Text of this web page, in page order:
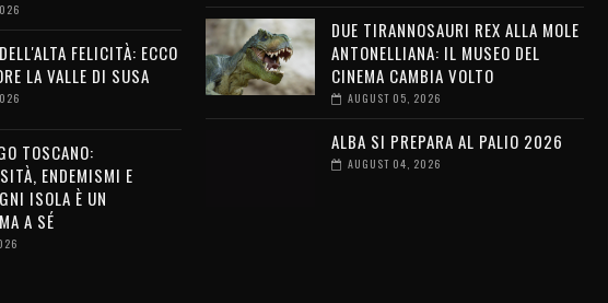
FELICITÀ: ECCO
LA VALLE DI SUSA
TOSCANO:
ENDEMISMI E
ISOLA È UN
A SÉ
DUE TIRANNOSAURI REX ALLA MOLE
ANTONELLIANA: IL MUSEO DEL
CINEMA CAMBIA VOLTO
AUGUST 05, 2026
ALBA SI PREPARA AL PALIO 2026
AUGUST 04, 2026